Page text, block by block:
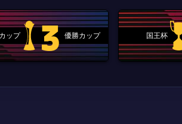
ップ
label.aria.clubworldcup
3 優勝カップ 国王杯